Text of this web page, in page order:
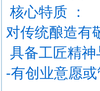
核心特质 ：
对传统酿造有
具备工匠精
-有创业意愿